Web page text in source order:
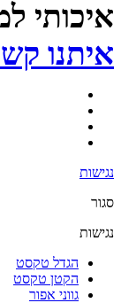
איכותי
איתנו
נגישות
סגור
נגישות
הגדל טקסט
הקטן טקסט
גווני אפור